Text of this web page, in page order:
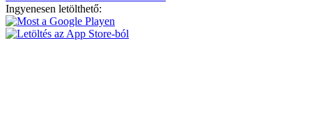
Ingyenesen letölthető: